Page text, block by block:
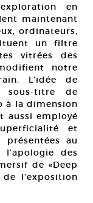
en
maintenant
ordinateurs,
un filtre
vitrées des
notre
L’idée de
sous-titre de
à la dimension
aussi employé
et
au
des
de «Deep
l’exposition